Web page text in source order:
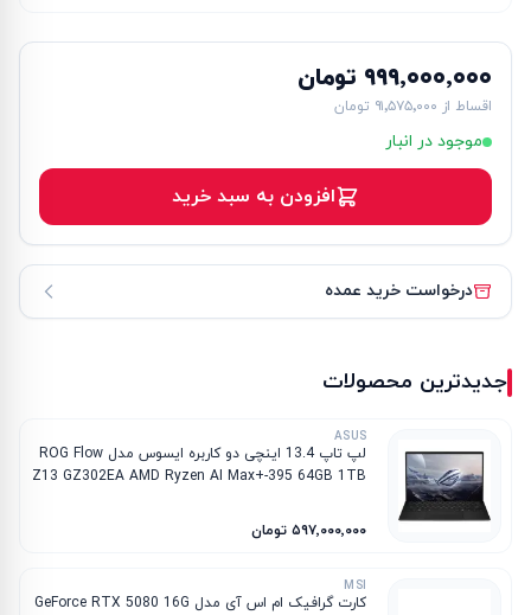
۹۹۹٬۰۰۰٬۰۰۰ تومان
اقساط از ۹۱٬۵۷۵٬۰۰۰ تومان
موجود در انبار
افزودن به سبد خرید
درخواست خرید عمده
جدیدترین محصولات
ASUS
لپ تاپ 13.4 اینچی دو کاربره ایسوس مدل ROG Flow
Z13 GZ302EA AMD Ryzen AI Max+-395 64GB 1TB
۵۹۷٬۰۰۰٬۰۰۰ تومان
MSI
کارت گرافیک ام‌ اس‌ آی مدل GeForce RTX 5080 16G